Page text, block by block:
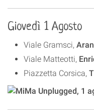
Giovedì 1 Agosto
Viale Gramsci,
Viale Matteotti,
Piazzetta Corsica,